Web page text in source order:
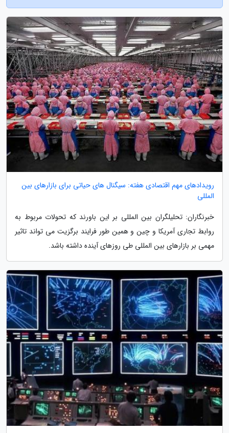
رویدادهای مهم اقتصادی هفته: سیگنال های حیاتی برای بازارهای بین
المللی
خبرنگاران: تحلیلگران بین المللی بر این باورند که تحولات مربوط به
روابط تجاری آمریکا و چین و همین طور فرایند برگزیت می تواند تاثیر
مهمی بر بازارهای بین المللی طی روزهای آینده داشته باشد.